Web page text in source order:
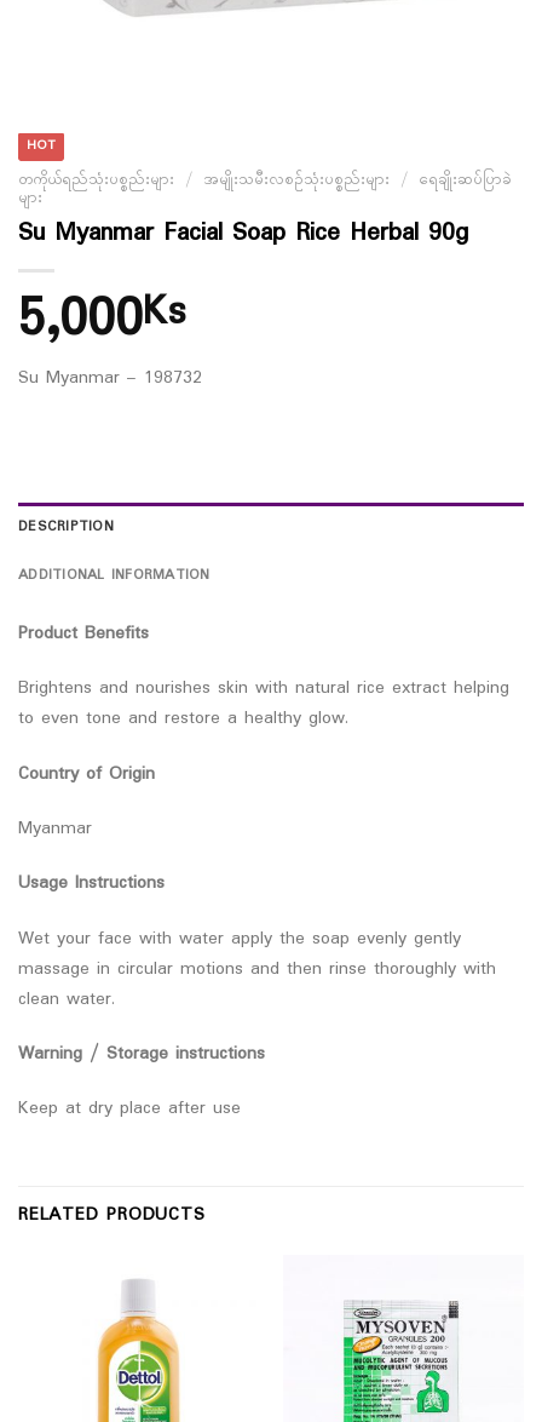
HOT
တကိုယ်ရည်သုံးပစ္စည်းများ / အမျိုးသမီးလစဉ်သုံးပစ္စည်းများ / ရေချိုးဆပ်ပြာခဲ
များ
Su Myanmar Facial Soap Rice Herbal 90g
5,000Ks
Su Myanmar – 198732
DESCRIPTION
ADDITIONAL INFORMATION
Product Benefits
Brightens and nourishes skin with natural rice extract helping
to even tone and restore a healthy glow.
Country of Origin
Myanmar
Usage Instructions
Wet your face with water apply the soap evenly gently
massage in circular motions and then rinse thoroughly with
clean water.
Warning / Storage instructions
Keep at dry place after use
RELATED PRODUCTS